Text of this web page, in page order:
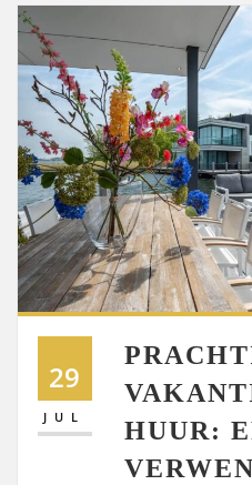
29
JUL
HUUR: